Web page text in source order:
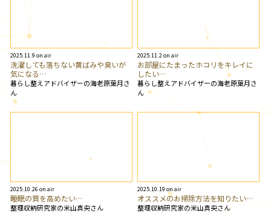
2025.11.9 on air
洗濯しても落ちない黄ばみや臭いが
気になる…
暮らし整えアドバイザーの海老原葉月さ
ん
2025.11.2 on air
お部屋にたまったホコリをキレイに
したい…
暮らし整えアドバイザーの海老原葉月さ
ん
2025.10.26 on air
睡眠の質を高めたい…
整理収納研究家の米山真央さん
2025.10.19 on air
オススメのお掃除方法を知りたい…
整理収納研究家の米山真央さん